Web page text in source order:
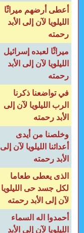
أعطى أرضهم ميراثًا
الليلويا لآن إلى الأبد
رحمته
ميراثًا لعبده إسرائيل
الليلويا لآن إلى الأبد
رحمته
في تواضعنا ذكرنا
الرب الليلويا لآن إلى
الأبد رحمته
وخلصنا من أيدى
أعدائنا الليلويا لآن إلى
الأبد رحمته
الذى يعطى طعاما
لكل جسد حى الليلويا
لآن إلى الأبد رحمته
أحمدوا اله السماء
الليلويا لآن إلى الأبد